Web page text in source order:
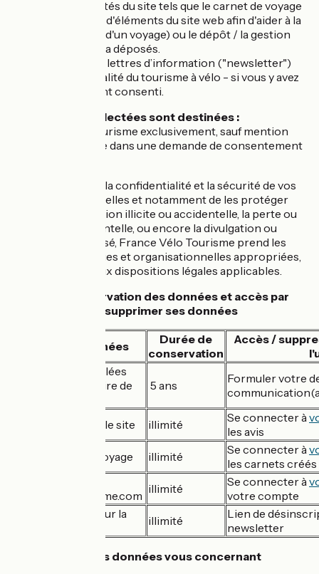
fonctionnalités du site tels que le carnet de voyage
(sauvegarde d'éléments du site web afin d'aider à la
préparation d'un voyage) ou le dépôt / la gestion
des avis qu'il a déposés.
Envoyer des lettres d’information ("newsletter")
liées à l'actualité du tourisme à vélo - si vous y avez
explicitement consenti.
Les données collectées sont destinées :
À France Vélo Tourisme exclusivement, sauf mention
contraire détaillée dans une demande de consentement
Afin de préserver la confidentialité et la sécurité de vos
données personnelles et notamment de les protéger
contre la destruction illicite ou accidentelle, la perte ou
l’altération accidentelle, ou encore la divulgation ou
l’accès non autorisé, France Vélo Tourisme prend les
mesures techniques et organisationnelles appropriées,
conformément aux dispositions légales applicables.
Durée de conservation des données et accès par
l'utilisateur pour supprimer ses données
Type de données
Durée de
conservation
Accès /
Demandes formulées
depuis le formulaire de
5 ans
Formuler votre
Avis déposés sur le site illimité Se connecter à
les avis
Mes carnets de voyage
illimité Se connecter à
les carnets créés
francevelotourisme.com illimité Se connecter à
votre compte
Adresse email pour la
illimité
Lien de
newsletter
Vos droits sur les données vous concernant